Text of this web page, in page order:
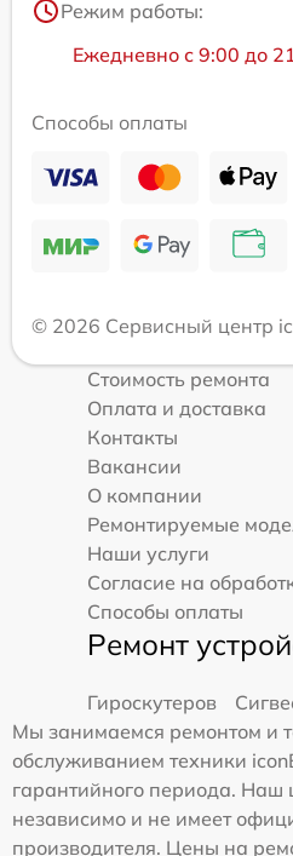
Режим работы:
Ежедневно с 9:00 до
Способы оплаты
© 2026 Сервисный центр
Стоимость ремонта
Оплата и доставка
Контакты
Вакансии
О компании
Ремонтируемые
Наши услуги
Согласие на
Способы оплаты
Ремонт
Гироскутеров
Мы занимаемся ремонтом и
обслуживанием техники
гарантийного периода. Наш
независимо и не имеет
производителя. Цены на